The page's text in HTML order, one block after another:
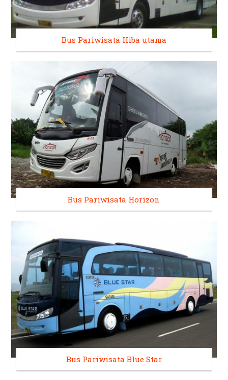
Bus Pariwisata Hiba utama
Bus Pariwisata Horizon
Bus Pariwisata Blue Star